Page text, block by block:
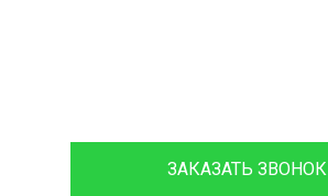
ЗАКАЗАТЬ ЗВОНОК